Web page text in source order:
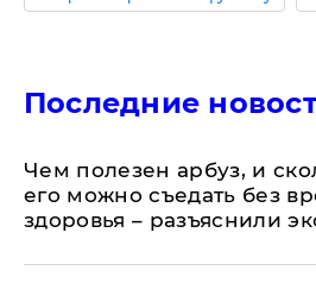
Последние
Чем полезен арбуз, и
его можно съедать без
здоровья – разъяснили